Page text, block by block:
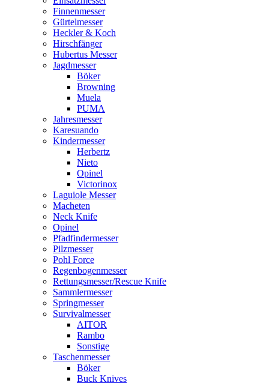
Finnenmesser
Gürtelmesser
Heckler & Koch
Hirschfänger
Hubertus Messer
Jagdmesser
Böker
Browning
Muela
PUMA
Jahresmesser
Karesuando
Kindermesser
Herbertz
Nieto
Opinel
Victorinox
Laguiole Messer
Macheten
Neck Knife
Opinel
Pfadfindermesser
Pilzmesser
Pohl Force
Regenbogenmesser
Rettungsmesser/Rescue Knife
Sammlermesser
Springmesser
Survivalmesser
AITOR
Rambo
Sonstige
Taschenmesser
Böker
Buck Knives